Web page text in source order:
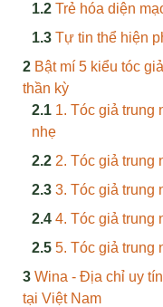
Trẻ hóa diện
Tự tin thể hiện
Bật mí 5 kiểu tóc
thần kỳ
1. Tóc giả trung
nhẹ
2. Tóc giả trung
3. Tóc giả trung
4. Tóc giả trung
5. Tóc giả trung
Wina - Địa chỉ uy
tại Việt Nam